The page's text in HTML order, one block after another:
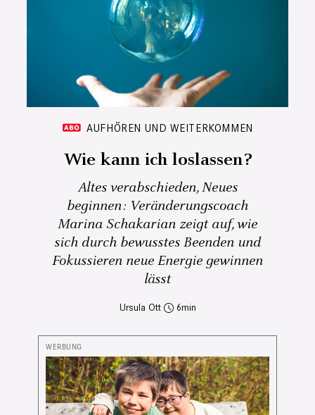
AUFHÖREN UND WEITERKOMMEN
Wie kann ich loslassen?
Altes verabschieden, Neues
beginnen: Veränderungscoach
Marina Schakarian zeigt auf, wie
sich durch bewusstes Beenden und
Fokussieren neue Energie gewinnen
lässt
Ursula Ott 6